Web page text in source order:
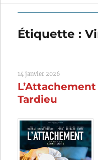
:
Étiquette :
14 janvier 2026
Tardieu